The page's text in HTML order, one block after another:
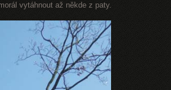
vytáhnout až někde z paty.